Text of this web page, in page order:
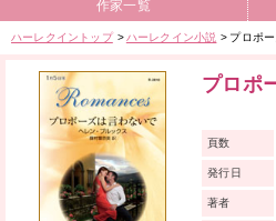
作家一覧
ハーレクイントップ ハーレクイン小説 プロポ
プロポ
頁数
発行日
著者